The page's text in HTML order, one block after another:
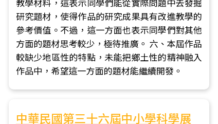
教學材料，這表示同學們能從實際問題中去發掘
研究題材，使得作品的研究成果具有改進教學的
參考價值。不過，這一方面也表示同學們對其他
方面的題材思考較少，極待推廣。 六、本屆作品
較缺少地區性的特點，未能把鄉土性的精神融入
作品中，希望這一方面的題材能繼續開發。
中華民國第三十六屆中小學科學展